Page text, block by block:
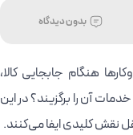
بدون دیدگاه
هنگام جابجایی کالا،
آن را برگزیند؟ در این
نقش کلیدی ایفا می‌کنند.